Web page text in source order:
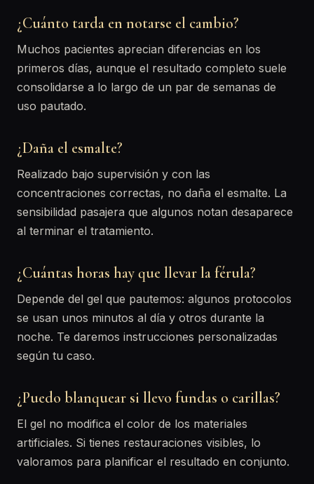
¿Cuánto tarda en notarse el cambio?
Muchos pacientes aprecian diferencias en los
primeros días, aunque el resultado completo suele
consolidarse a lo largo de un par de semanas de
uso pautado.
¿Daña el esmalte?
Realizado bajo supervisión y con las
concentraciones correctas, no daña el esmalte. La
sensibilidad pasajera que algunos notan desaparece
al terminar el tratamiento.
¿Cuántas horas hay que llevar la férula?
Depende del gel que pautemos: algunos protocolos
se usan unos minutos al día y otros durante la
noche. Te daremos instrucciones personalizadas
según tu caso.
¿Puedo blanquear si llevo fundas o carillas?
El gel no modifica el color de los materiales
artificiales. Si tienes restauraciones visibles, lo
valoramos para planificar el resultado en conjunto.